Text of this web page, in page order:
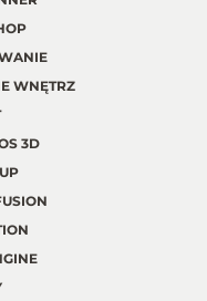
WNĘTRZ
3D